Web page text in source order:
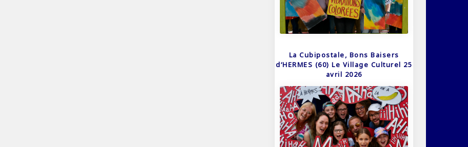
La Cubipostale, Bons Baisers
d’HERMES (60) Le Village Culturel 25
avril 2026